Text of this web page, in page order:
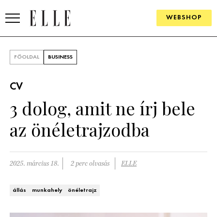
WEBSHOP
SZÉPSÉG
PSZICHÉ
ÉLETMÓD
FŐOLDAL BUSINESS
CV
3 dolog, amit ne írj bele
az önéletrajzodba
2025. március 18. 2 perc olvasás ELLE
állás munkahely önéletrajz